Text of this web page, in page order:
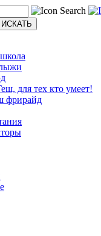
для тех кто умеет!
фрирайд